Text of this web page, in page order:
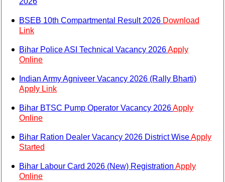
BSEB 10th Compartmental Result 2026 Download
Link
Bihar Police ASI Technical Vacancy 2026Apply
Online
Indian Army Agniveer Vacancy 2026 (Rally Bharti)
Apply Link
Bihar BTSC Pump Operator Vacancy 2026Apply
Online
Bihar Ration Dealer Vacancy 2026 District WiseApply
Started
Bihar Labour Card 2026 (New) Registration Apply
Online